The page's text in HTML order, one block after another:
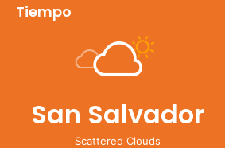
Tiempo
San Salvador
Scattered Clouds